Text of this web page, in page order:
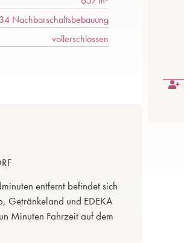
Nachbarschaftsbebauung
vollerschlossen
entfernt befindet sich
Getränkeland und EDEKA
Minuten Fahrzeit auf dem